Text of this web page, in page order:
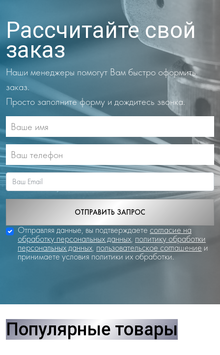
Рассчитайте свой
заказ
Наши менеджеры помогут Вам быстро оформить
заказ.
Просто заполните форму и дождитесь звонка.
ОТПРАВИТЬ ЗАПРОС
Отправляя данные, вы подтверждаете согласие на
обработку персональных данных, политику обработки
персональных данных, пользовательское соглашение и
принимаете условия политики их обработки.
Популярные товары